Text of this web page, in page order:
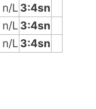
n/L 3:4sn
L 3:4sn
n/L 3:4sn